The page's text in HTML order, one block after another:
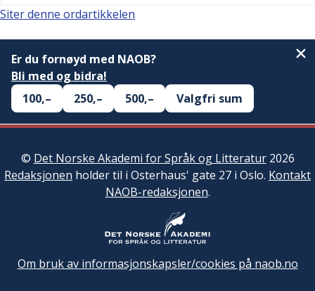
Siter denne ordartikkelen
Er du fornøyd med NAOB?
Bli med og bidra!
100,–
250,– 500,– Valgfri sum
© Det Norske Akademi for Språk og Litteratur2026
Redaksjonen holder til i Osterhaus' gate 27 i Oslo. Kontakt
NAOB-redaksjonen.
Om bruk av informasjonskapsler/cookies på naob.no